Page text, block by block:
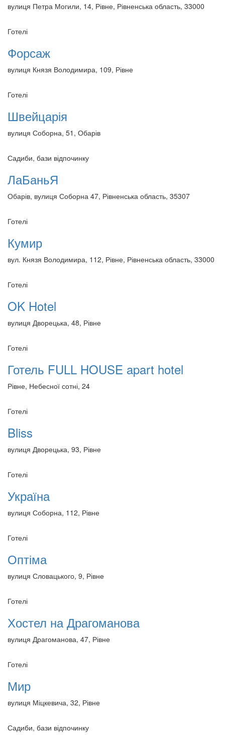
вулиця Петра Могили, 14, Рівне, Рівненська область, 33000
Готелі
Форсаж
вулиця Князя Володимира, 109, Рівне
Готелі
Швейцарія
вулиця Соборна, 51, Обарів
Садиби, бази відпочинку
ЛаБаньЯ
Обарів, вулиця Соборна 47, Рівненська область, 35307
Готелі
Кумир
вул. Князя Володимира, 112, Рівне, Рівненська область, 33000
Готелі
OK Hotel
вулиця Дворецька, 48, Рівне
Готелі
Готель FULL HOUSE apart hotel
Рівне, Небесної сотні, 24
Готелі
Bliss
вулиця Дворецька, 93, Рівне
Готелі
Україна
вулиця Соборна, 112, Рівне
Готелі
Оптіма
вулиця Словацького, 9, Рівне
Готелі
Хостел на Драгоманова
вулиця Драгоманова, 47, Рівне
Готелі
Мир
вулиця Міцкевича, 32, Рівне
Садиби, бази відпочинку